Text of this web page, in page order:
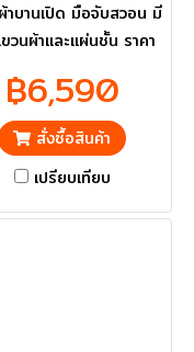
าบานเปิด มือจับสวอน มี
ขวนผ้าและแผ่นชั้น ราคา
ปริมณฑลส่งฟรี
฿6,590
สั่งซื้อสินค้า
เปรียบเทียบ